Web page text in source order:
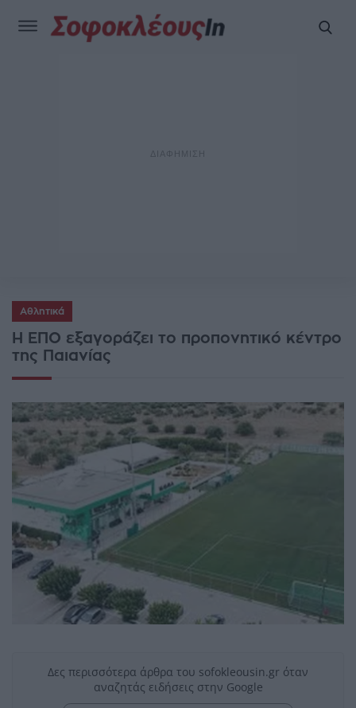
Αθλητικά
Η ΕΠΟ εξαγοράζει το προπονητικό κέντρο
της Παιανίας
Δες περισσότερα άρθρα του sofokleousin.gr όταν
αναζητάς ειδήσεις στην Google